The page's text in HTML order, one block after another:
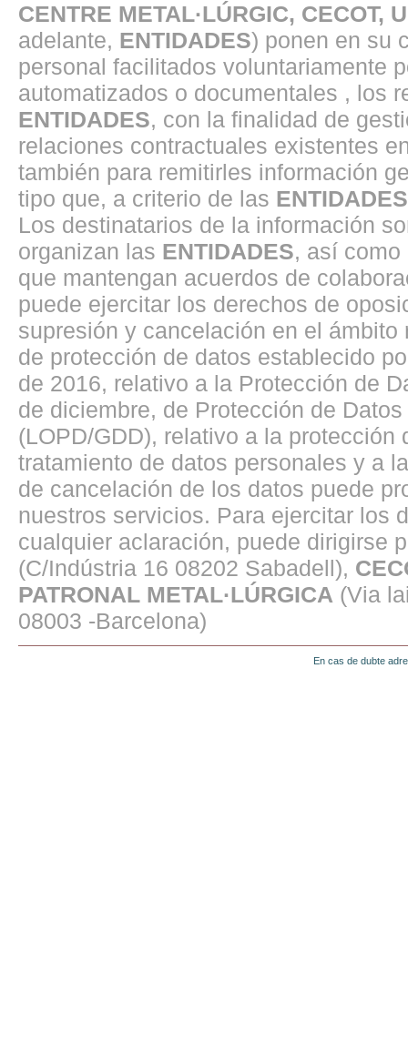
CENTRE METAL·LÚRGIC, CECOT,
adelante, ENTIDADES) ponen en su
personal facilitados voluntariamente
automatizados o documentales , los
ENTIDADES, con la finalidad de
relaciones contractuales existentes
también para remitirles información
tipo que, a criterio de las ENTIDADES
Los destinatarios de la información
organizan las ENTIDADES, así como
que mantengan acuerdos de
puede ejercitar los derechos de
supresión y cancelación en el
de protección de datos establecido
de 2016, relativo a la Protección de
de diciembre, de Protección de
(LOPD/GDD), relativo a la
tratamiento de datos personales y a
de cancelación de los datos puede
nuestros servicios. Para ejercitar los
cualquier aclaración, puede dirigirse
(C/Indústria 16 08202 Sabadell),
PATRONAL METAL·LÚRGICA (Via
08003 -Barcelona)
En cas de dubte